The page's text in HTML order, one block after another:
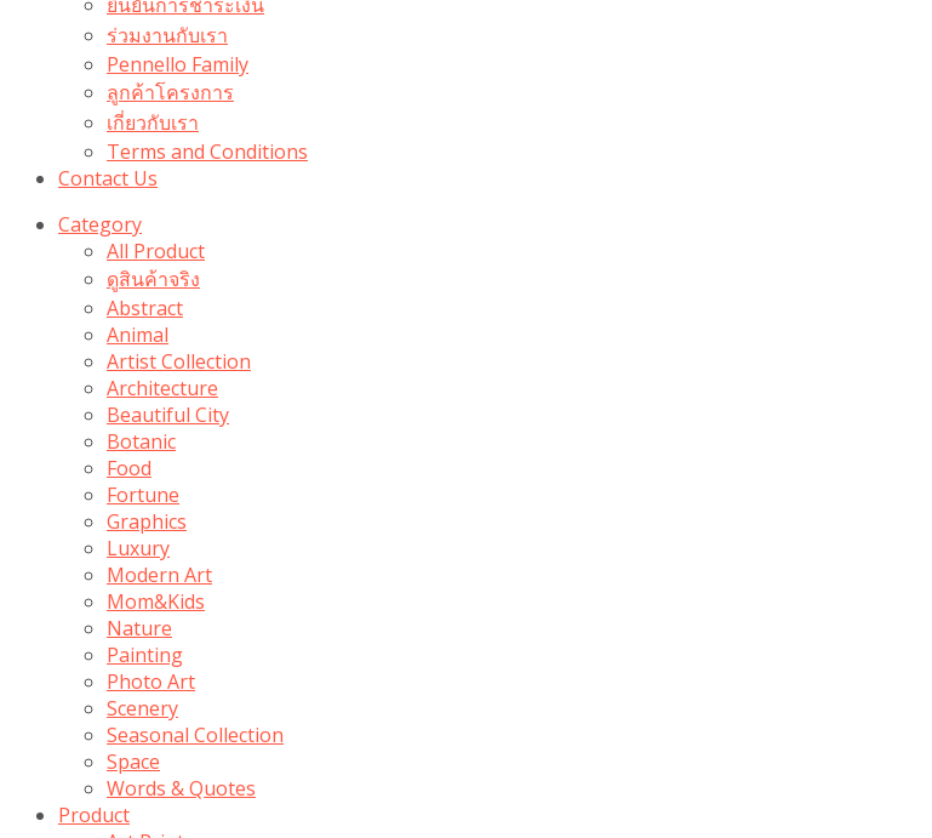
ร่วมงานกับเรา
Pennello Family
ลูกค้าโครงการ
เกี่ยวกับเรา
Terms and Conditions
Contact Us
Category
All Product
ดูสินค้าจริง
Abstract
Animal
Artist Collection
Architecture
Beautiful City
Botanic
Food
Fortune
Graphics
Luxury
Modern Art
Mom&Kids
Nature
Painting
Photo Art
Scenery
Seasonal Collection
Space
Words & Quotes
Product